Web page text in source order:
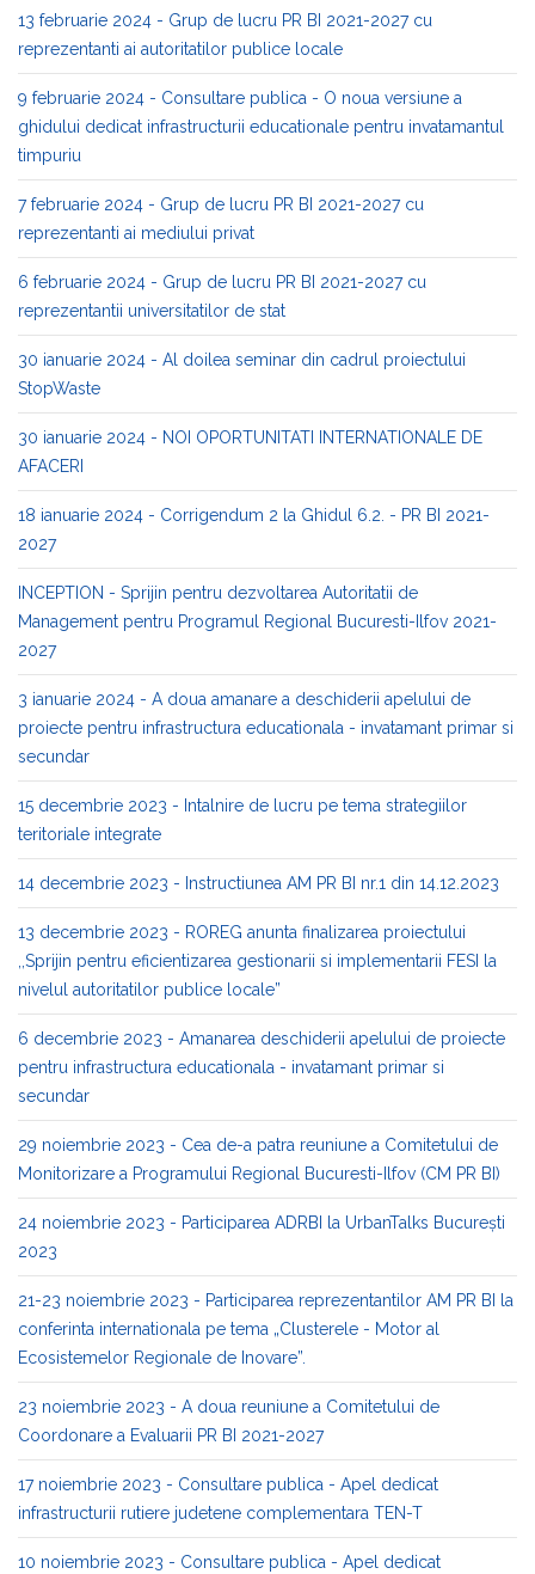
13 februarie 2024 - Grup de lucru PR BI 2021-2027 cu
reprezentanti ai autoritatilor publice locale
9 februarie 2024 - Consultare publica - O noua versiune a
ghidului dedicat infrastructurii educationale pentru invatamantul
timpuriu
7 februarie 2024 - Grup de lucru PR BI 2021-2027 cu
reprezentanti ai mediului privat
6 februarie 2024 - Grup de lucru PR BI 2021-2027 cu
reprezentantii universitatilor de stat
30 ianuarie 2024 - Al doilea seminar din cadrul proiectului
StopWaste
30 ianuarie 2024 - NOI OPORTUNITATI INTERNATIONALE DE
AFACERI
18 ianuarie 2024 - Corrigendum 2 la Ghidul 6.2. - PR BI 2021-
2027
INCEPTION - Sprijin pentru dezvoltarea Autoritatii de
Management pentru Programul Regional Bucuresti-Ilfov 2021-
2027
3 ianuarie 2024 - A doua amanare a deschiderii apelului de
proiecte pentru infrastructura educationala - invatamant primar si
secundar
15 decembrie 2023 - Intalnire de lucru pe tema strategiilor
teritoriale integrate
14 decembrie 2023 - Instructiunea AM PR BI nr.1 din 14.12.2023
13 decembrie 2023 - ROREG anunta finalizarea proiectului
,,Sprijin pentru eficientizarea gestionarii si implementarii FESI la
nivelul autoritatilor publice locale”
6 decembrie 2023 - Amanarea deschiderii apelului de proiecte
pentru infrastructura educationala - invatamant primar si
secundar
29 noiembrie 2023 - Cea de-a patra reuniune a Comitetului de
Monitorizare a Programului Regional Bucuresti-Ilfov (CM PR BI)
24 noiembrie 2023 - Participarea ADRBI la UrbanTalks București
2023
21-23 noiembrie 2023 - Participarea reprezentantilor AM PR BI la
conferinta internationala pe tema „Clusterele - Motor al
Ecosistemelor Regionale de Inovare”.
23 noiembrie 2023 - A doua reuniune a Comitetului de
Coordonare a Evaluarii PR BI 2021-2027
17 noiembrie 2023 - Consultare publica - Apel dedicat
infrastructurii rutiere judetene complementara TEN-T
10 noiembrie 2023 - Consultare publica - Apel dedicat